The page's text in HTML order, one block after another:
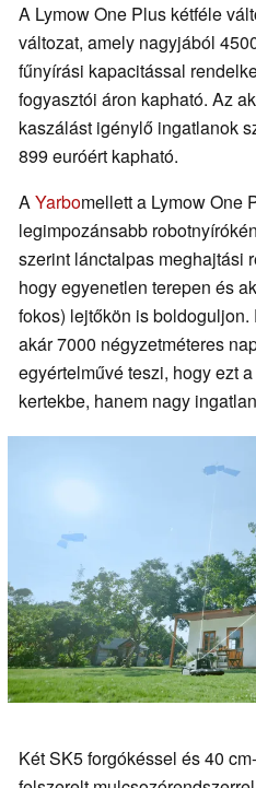
A Lymow One Plus kétféle
változat, amely nagyjából
fűnyírási kapacitással
fogyasztói áron kapható. Az
kaszálást igénylő ingatlanok
899 euróért kapható.
AYarbomellett a Lymow One
legimpozánsabb
szerint lánctalpas meghajtási
hogy egyenetlen terepen és
fokos) lejtőkön is
akár 7000 négyzetméteres
egyértelművé teszi, hogy ezt
kertekbe, hanem nagy
Két SK5 forgókéssel és 40